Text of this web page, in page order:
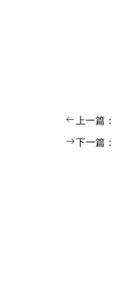
ꂃ上一篇：
ꁹ下一篇：